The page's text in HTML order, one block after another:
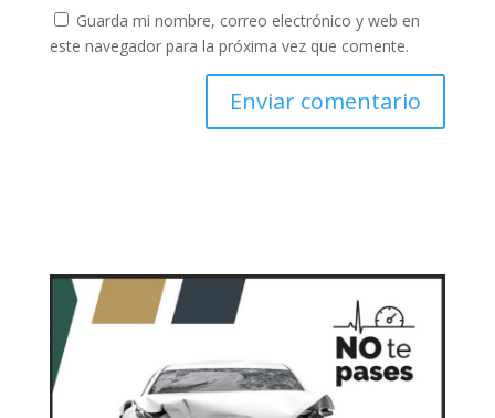
Guarda mi nombre, correo electrónico y web en
este navegador para la próxima vez que comente.